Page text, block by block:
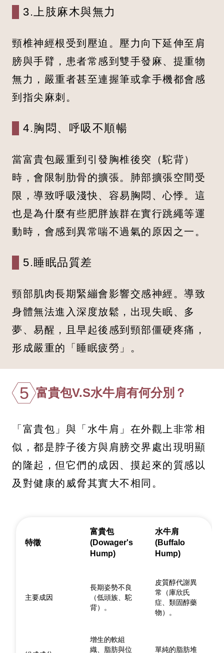
3.上肢麻木與無力
頸椎神經根受到壓迫。壓力向下延伸至肩
膀與手臂，患者常感到雙手發麻、提重物
無力，嚴重者甚至連握筆或拿手機都會感
到指尖麻刺。
4.胸悶、呼吸不順暢
當富貴包嚴重到引發胸椎後突（駝背）
時，會限制肋骨的擴張。肺部擴張空間受
限，導致呼吸淺快、容易胸悶、心悸。這
也是為什麼有些肥胖族群在實行跳繩等運
動時，會感到異常喘不過氣的原因之一。
5.睡眠品質差
頸部肌肉長期緊繃會影響交感神經。導致
身體無法進入深度放鬆，出現失眠、多
夢、易醒，且早起後感到頸部僵硬疼痛，
形成嚴重的「睡眠疲勞」。
5 富貴包V.S水牛肩有何分別？
「富貴包」與「水牛肩」在外觀上非常相
似，都是脖子後方與肩膀交界處出現明顯
的隆起，但它們的成因、摸起來的質感以
及對健康的威脅其實大不相同。
特徵
富貴包
(Dowager's
Hump)
水牛肩
(Buffalo
Hump)
主要成因
長期姿勢不良
（低頭族、駝
背）。
皮質醇代謝異
常（庫欣氏
症、類固醇藥
物）。
增生的軟組
織、脂肪與位
單純的脂肪堆